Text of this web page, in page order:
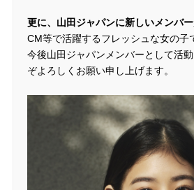
更に、山田ジャパンに新しいメンバ
CM等で活躍するフレッシュな女の子
今後山田ジャパンメンバーとして活
ぞよろしくお願い申し上げます。